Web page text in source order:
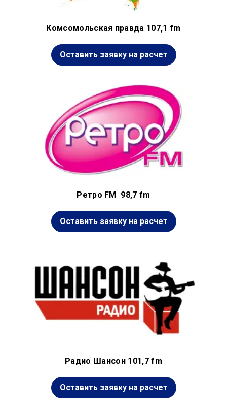
Комсомольская правда 107,1 fm
Оставить заявку на расчет
Ретро FM 98,7 fm
Оставить заявку на расчет
Радио Шансон 101,7 fm
Оставить заявку на расчет